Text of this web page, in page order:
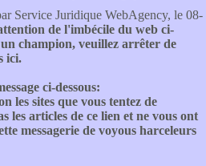
Service Juridique WebAgency, le 08-
de l'imbécile du web ci-
un champion, veuillez arrêter de
ici.
ci-dessous:
les sites que vous tentez de
les articles de ce lien et ne vous ont
messagerie de voyous harceleurs